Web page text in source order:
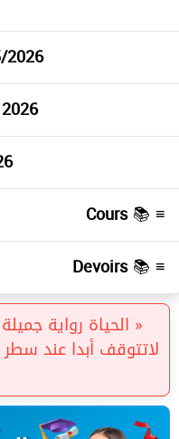
2026
≡ 📚
Cours
≡ 📚
Devoirs
« الحياة رواية
لاتتوقف أبدا عند